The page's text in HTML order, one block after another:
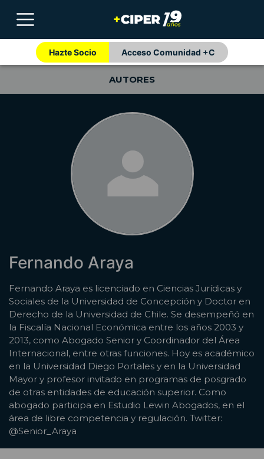
Hazte Socio Acceso Comunidad +C
AUTORES
Fernando Araya
Fernando Araya es licenciado en Ciencias Jurídicas y
Sociales de la Universidad de Concepción y Doctor en
Derecho de la Universidad de Chile. Se desempeñó en
la Fiscalía Nacional Económica entre los años 2003 y
2013, como Abogado Senior y Coordinador del Área
Internacional, entre otras funciones. Hoy es académico
en la Universidad Diego Portales y en la Universidad
Mayor y profesor invitado en programas de posgrado
de otras entidades de educación superior. Como
abogado participa en Estudio Lewin Abogados, en el
área de libre competencia y regulación. Twitter:
@Senior_Araya